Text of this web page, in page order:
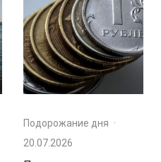
Подорожание дня ·
20.07.2026